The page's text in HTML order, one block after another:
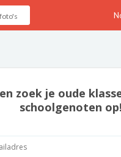
zoek je oude
schoolgenoten op!